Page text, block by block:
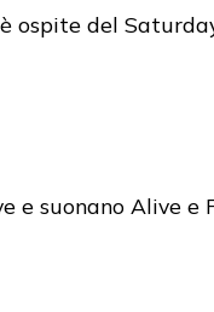
ospite del
e suonano Alive e